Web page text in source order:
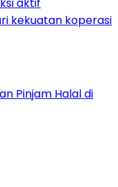
Pinjam Halal di